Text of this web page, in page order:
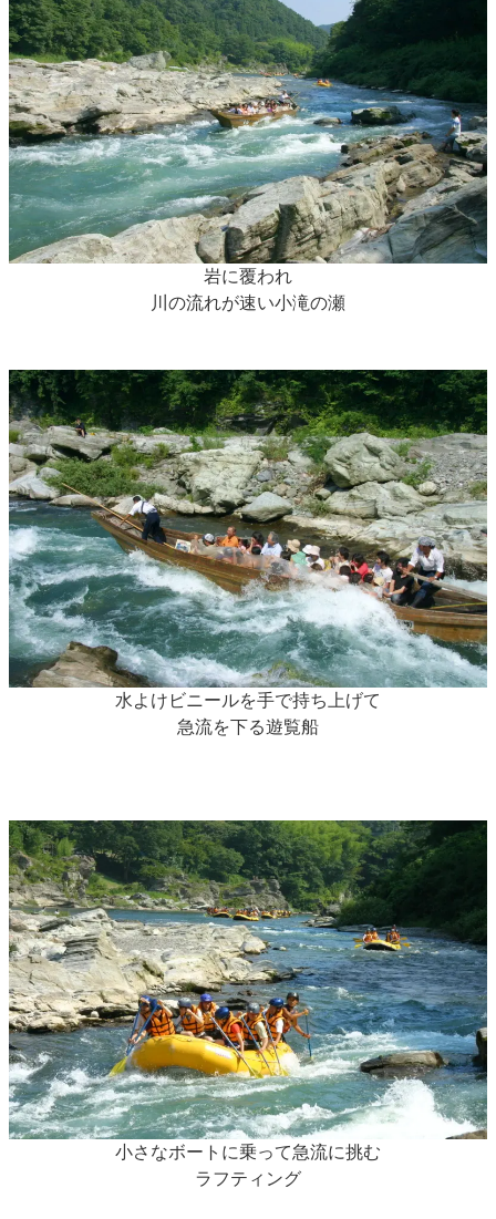
岩に覆われ
川の流れが速い小滝の瀬
水よけビニールを手で持ち上げて
急流を下る遊覧船
小さなボートに乗って急流に挑む
ラフティング